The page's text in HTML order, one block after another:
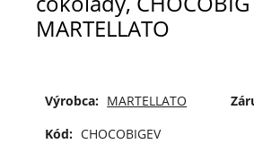
MARTELLATO
Výrobca: MARTELLATO
Kód: CHOCOBIGEV